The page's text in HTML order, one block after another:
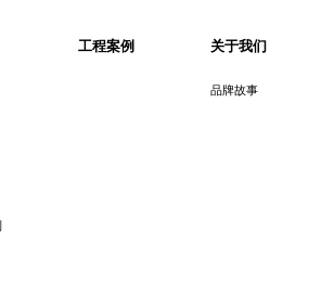
工程案例 关于我们
品牌故事